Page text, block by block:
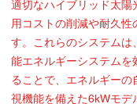
適切なハイブリッド太陽
用コストの削減や耐久性
す。これらのシステムは
能エネルギーシステムを
ることで、エネルギーの
視機能を備えた6kWモデ